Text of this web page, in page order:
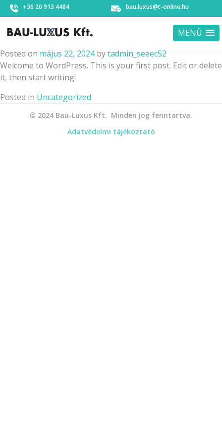
MENÜ
Skip
to
content
+36 20 913 4484 bau.luxus@t-online.hu
Hello world!
Posted on május 22, 2024bytadmin_seeec52
Welcome to WordPress. This is your first post. Edit or delete
it, then start writing!
Posted in Uncategorized
© 2024 Bau-Luxus Kft. Minden jog fenntartva.
Adatvédelmi tájékoztató